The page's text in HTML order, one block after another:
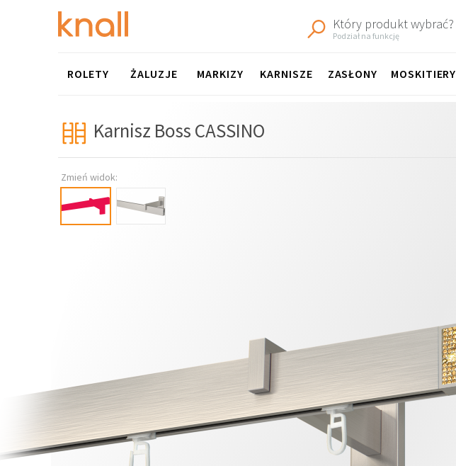
Który produkt wybrać?
Podział na funkcję
KARNISZE
ROLETY ŻALUZJE MARKIZY ZASŁONY MOSKITIERY
Karnisz Boss CASSINO
Zmień widok: